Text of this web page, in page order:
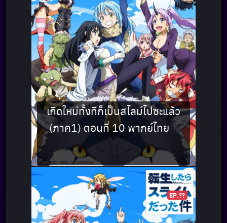
เกิดใหม่ทั้งทีก็เป็นสไลม์ไปซะแล้ว
(ภาค1) ตอนที่ 10 พากย์ไทย
EP.??